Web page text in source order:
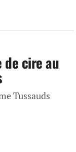
de cire au
Tussauds